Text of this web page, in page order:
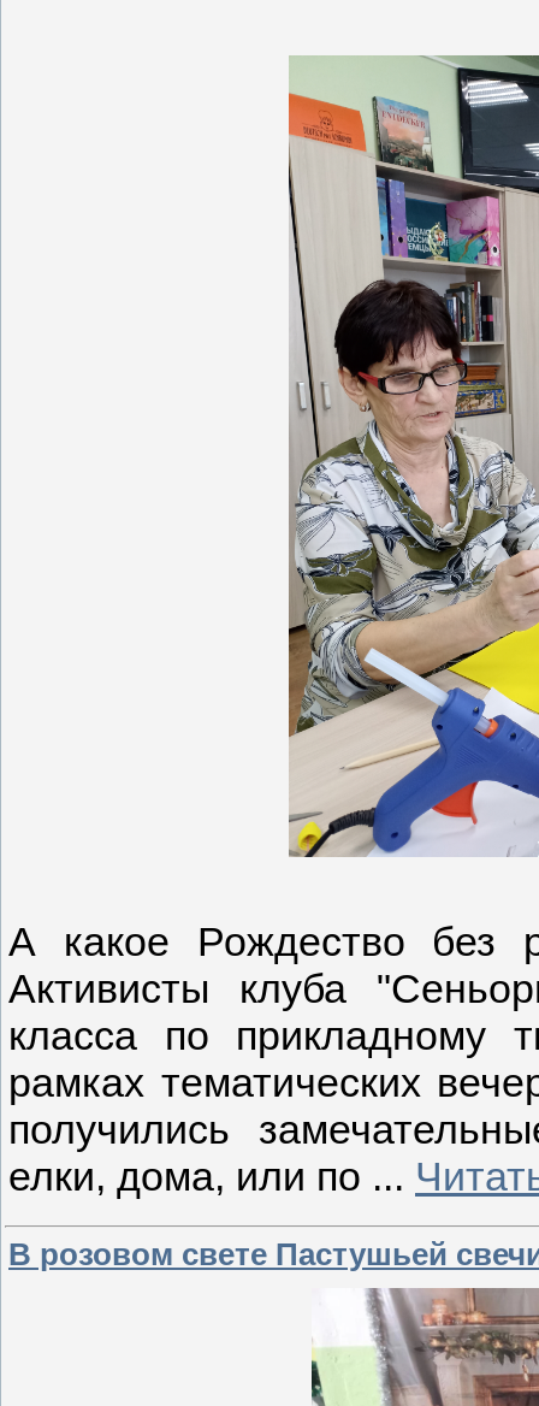
А какое Рождество без
Активисты клуба
класса по прикладному
рамках тематических
получились
елки, дома, или по ...
В розовом свете Пастушьей